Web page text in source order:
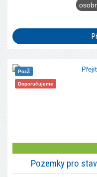
PozŽ
Doporučujeme
Pozemky pro